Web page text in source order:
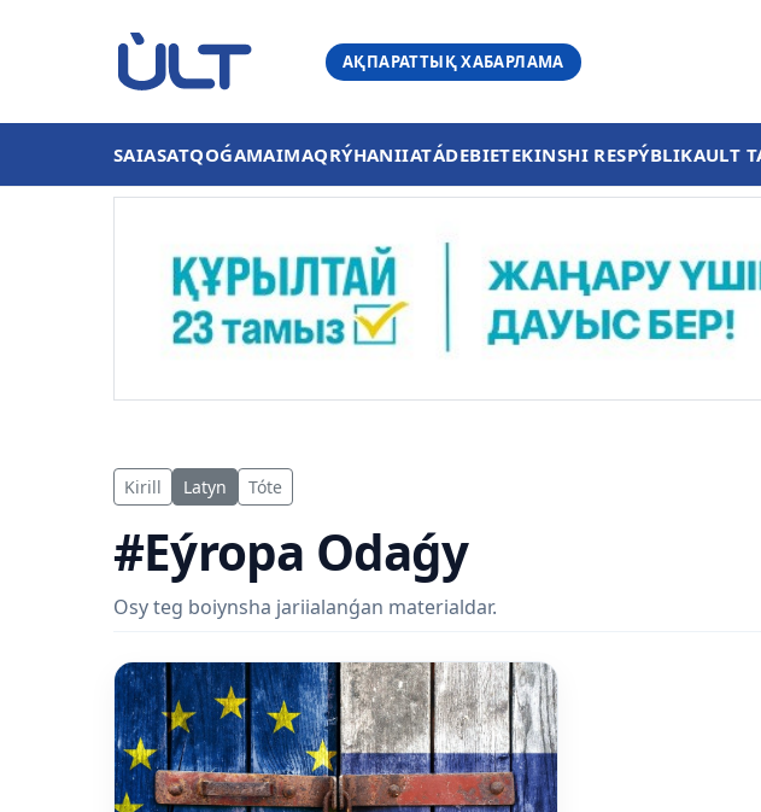
АҚПАРАТТЫҚ ХАБАРЛАМА
SAIASATQOǴAMAIMAQRÝHANIIATÁDEBIETEKINSHI RESPÝBLIKAULT
Kirill Latyn Tóte
#Eýropa Odaǵy
Osy teg boiynsha jariialanǵan materialdar.